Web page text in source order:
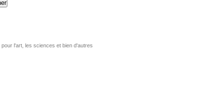
pour l'art, les sciences et bien d'autres